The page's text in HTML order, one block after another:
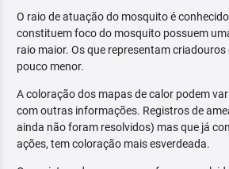
O raio de atuação do mosquito é
constituem foco do mosquito possuem
raio maior. Os que representam
pouco menor.
A coloração dos mapas de calor podem
com outras informações. Registros de
ainda não foram resolvidos) mas que já
ações, tem coloração mais esverdeada.